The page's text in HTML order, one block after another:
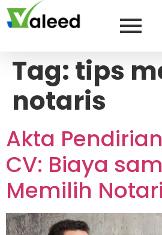
Tag: tips
notaris
Akta
CV: Biaya
Memilih